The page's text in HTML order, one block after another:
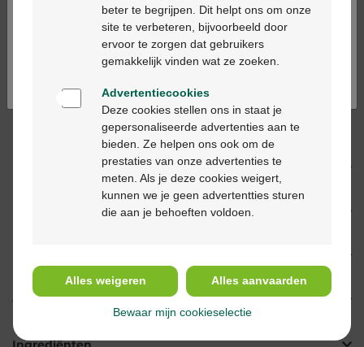
levering in je Multipharma apotheek
levering thuis vanaf €55
Klantendienst
via chat of
Productbeschrijving
Eigenschappen
Gebruik
Ga verder in het nederlands
Continuez en français
beter te begrijpen. Dit helpt ons om onze
site te verbeteren, bijvoorbeeld door
ervoor te zorgen dat gebruikers
gemakkelijk vinden wat ze zoeken.
Advertentiecookies
Deze cookies stellen ons in staat je
gepersonaliseerde advertenties aan te
bieden. Ze helpen ons ook om de
prestaties van onze advertenties te
meten. Als je deze cookies weigert,
kunnen we je geen advertentties sturen
die aan je behoeften voldoen.
Alles weigeren Alles aanvaarden
Bewaar mijn cookieselectie